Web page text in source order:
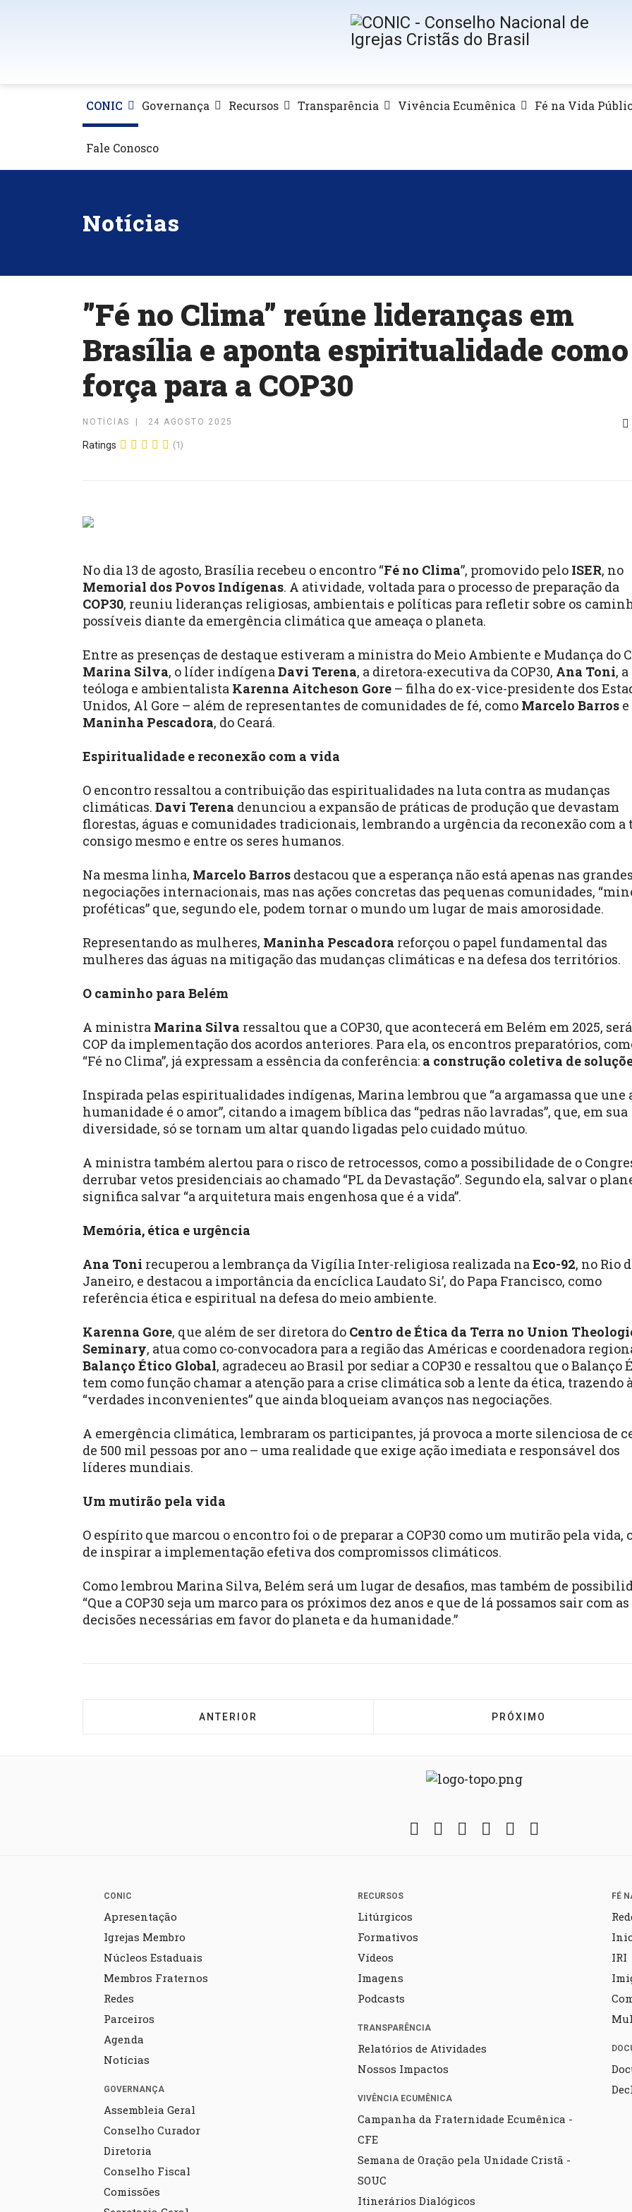
CONIC Governança Recursos Transparência Vivência Ecumênica Fé na Vida
Fale Conosco
Notícias
”Fé no Clima” reúne lideranças em
Brasília e aponta espiritualidade como
força para a COP30
NOTÍCIAS 24 AGOSTO 2025
Ratings (1)
No dia 13 de agosto, Brasília recebeu o encontro “Fé no Clima”, promovido pelo ISER, no
Memorial dos Povos Indígenas. A atividade, voltada para o processo de preparação da
COP30, reuniu lideranças religiosas, ambientais e políticas para refletir sobre os
possíveis diante da emergência climática que ameaça o planeta.
Entre as presenças de destaque estiveram a ministra do Meio Ambiente e Mudança do
Marina Silva, o líder indígenaDavi Terena, a diretora-executiva da COP30, Ana Toni, a
teóloga e ambientalista Karenna Aitcheson Gore – filha do ex-vice-presidente dos
Unidos, Al Gore – além de representantes de comunidades de fé, como Marcelo Barros e
Maninha Pescadora, do Ceará.
Espiritualidade e reconexão com a vida
O encontro ressaltou a contribuição das espiritualidades na luta contra as mudanças
climáticas. Davi Terena denunciou a expansão de práticas de produção que devastam
florestas, águas e comunidades tradicionais, lembrando a urgência da reconexão com a
consigo mesmo e entre os seres humanos.
Na mesma linha, Marcelo Barros destacou que a esperança não está apenas nas grandes
negociações internacionais, mas nas ações concretas das pequenas comunidades,
proféticas” que, segundo ele, podem tornar o mundo um lugar de mais amorosidade.
Representando as mulheres, Maninha Pescadora reforçou o papel fundamental das
mulheres das águas na mitigação das mudanças climáticas e na defesa dos territórios.
O caminho para Belém
A ministra Marina Silva ressaltou que a COP30, que acontecerá em Belém em 2025,
COP da implementação dos acordos anteriores. Para ela, os encontros preparatórios,
“Fé no Clima”, já expressam a essência da conferência: a construção coletiva de
Inspirada pelas espiritualidades indígenas, Marina lembrou que “a argamassa que une
humanidade é o amor”, citando a imagem bíblica das “pedras não lavradas”, que, em sua
diversidade, só se tornam um altar quando ligadas pelo cuidado mútuo.
A ministra também alertou para o risco de retrocessos, como a possibilidade de o
derrubar vetos presidenciais ao chamado “PL da Devastação”. Segundo ela, salvar o
significa salvar “a arquitetura mais engenhosa que é a vida”.
Memória, ética e urgência
Ana Toni recuperou a lembrança da Vigília Inter-religiosa realizada naEco-92, no Rio
Janeiro, e destacou a importância da encíclica Laudato Si’, do Papa Francisco, como
referência ética e espiritual na defesa do meio ambiente.
Karenna Gore, que além de ser diretora do Centro de Ética da Terra no Union
Seminary, atua como co-convocadora para a região das Américas e coordenadora
Balanço Ético Global, agradeceu ao Brasil por sediar a COP30 e ressaltou que o Balanço
tem como função chamar a atenção para a crise climática sob a lente da ética, trazendo
“verdades inconvenientes” que ainda bloqueiam avanços nas negociações.
A emergência climática, lembraram os participantes, já provoca a morte silenciosa de
de 500 mil pessoas por ano – uma realidade que exige ação imediata e responsável dos
líderes mundiais.
Um mutirão pela vida
O espírito que marcou o encontro foi o de preparar a COP30 como um mutirão pela vida,
de inspirar a implementação efetiva dos compromissos climáticos.
Como lembrou Marina Silva, Belém será um lugar de desafios, mas também de
“Que a COP30 seja um marco para os próximos dez anos e que de lá possamos sair com as
decisões necessárias em favor do planeta e da humanidade.”
ARTIGO ANTERIOR: CONIC AGRADECE OS 13 ANOS DE DEDICAÇÃO DA
ANTERIOR PRÓXIMO ARTIGO:
PRÓXIMO
Facebook
TwitterInstagramYouTube
Fickr
CONIC
Apresentação
Igrejas Membro
Núcleos Estaduais
Membros Fraternos
Redes
Parceiros
Agenda
Notícias
GOVERNANÇA
Assembleia Geral
Conselho Curador
Diretoria
Conselho Fiscal
Comissões
RECURSOS
Litúrgicos
Formativos
Vídeos
Imagens
Podcasts
TRANSPARÊNCIA
Relatórios de Atividades
Nossos Impactos
VIVÊNCIA ECUMÊNICA
Campanha da Fraternidade Ecumênica -
CFE
Semana de Oração pela Unidade Cristã -
SOUC
Itinerários Dialógicos
FÉ
IRI